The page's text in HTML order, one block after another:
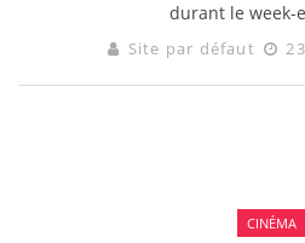
durant le week-
Site par défaut
CINÉMA